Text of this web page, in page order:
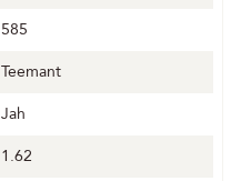
585
Teemant
Jah
1.62